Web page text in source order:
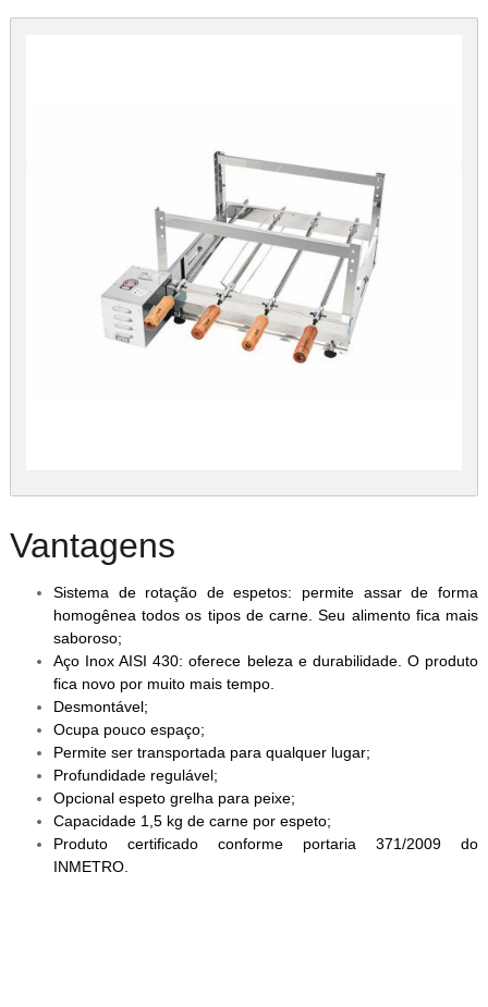
Vantagens
Sistema de rotação de espetos: permite assar de forma
homogênea todos os tipos de carne. Seu alimento fica mais
saboroso;
Aço Inox AISI 430: oferece beleza e durabilidade. O produto
fica novo por muito mais tempo.
Desmontável;
Ocupa pouco espaço;
Permite ser transportada para qualquer lugar;
Profundidade regulável;
Opcional espeto grelha para peixe;
Capacidade 1,5 kg de carne por espeto;
Produto certificado conforme portaria 371/2009 do
INMETRO.